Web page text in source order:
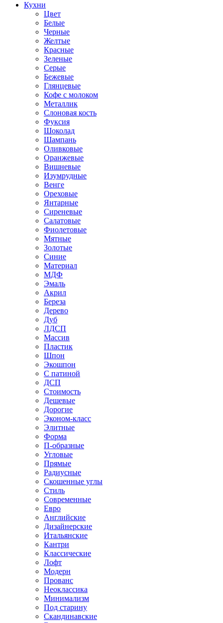
Кухни
Цвет
Белые
Черные
Желтые
Красные
Зеленые
Серые
Бежевые
Глянцевые
Кофе с молоком
Металлик
Слоновая кость
Фуксия
Шоколад
Шампань
Оливковые
Оранжевые
Вишневые
Изумрудные
Венге
Ореховые
Янтарные
Сиреневые
Салатовые
Фиолетовые
Мятные
Золотые
Синие
Материал
МДФ
Эмаль
Акрил
Береза
Дерево
Дуб
ЛДСП
Массив
Пластик
Шпон
Экошпон
С патиной
ДСП
Стоимость
Дешевые
Дорогие
Эконом-класс
Элитные
Форма
П-образные
Угловые
Прямые
Радиусные
Скошенные углы
Стиль
Современные
Евро
Английские
Дизайнерские
Итальянские
Кантри
Классические
Лофт
Модерн
Прованс
Неоклассика
Минимализм
Под старину
Скандинавские